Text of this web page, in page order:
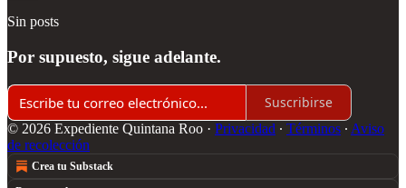
Sin posts
Por supuesto, sigue adelante.
Suscribirse
© 2026 Expediente Quintana Roo · Privacidad ∙ Términos ∙ Aviso
de recolección
Crea tu Substack